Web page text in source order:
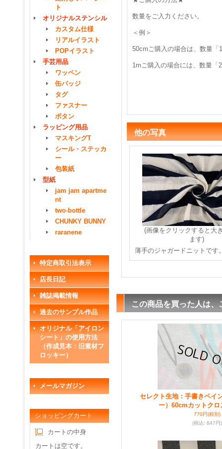
ト
オリジナルステンシル
カスタム仕様
リアルイラスト
POPイラスト
手芸用品
ワッペン
缶バッジ
タグ
ファスナー
ボタン
ラッピング用品
マスキングT
シール・ステッカ
ー
包装紙
型紙
jam jam apartme
nt
two-bottle
CHUNKY BUNNY
raranene
特定商取引法表示
店長日記
雑誌掲載情報
過去のサンプル作品
オリジナル「アイロン
シート」の使用方法
（作成見本：旧素材フ
ロッキー）
メールマガジン
ショッピングカート
カートの中身
カートは空です。
数量をご入力ください。
＜例＞
50cmご購入の場合は、数量「
1mご購入の場合には、数量「
他の写真
(画像をクリックすると大
ます)
薄手のジャガードニットです
この商品を買った人は
セレクト生地：手書きペイ
ー）60cmカットクロ
770円(税別)
(税込: 847円)